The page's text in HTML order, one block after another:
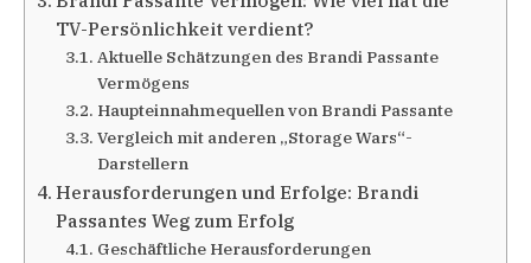
TV-Persönlichkeit verdient?
Aktuelle Schätzungen des Brandi Passante
Vermögens
Haupteinnahmequellen von Brandi Passante
Vergleich mit anderen „Storage Wars“-
Darstellern
Herausforderungen und Erfolge: Brandi
Passantes Weg zum Erfolg
Geschäftliche Herausforderungen